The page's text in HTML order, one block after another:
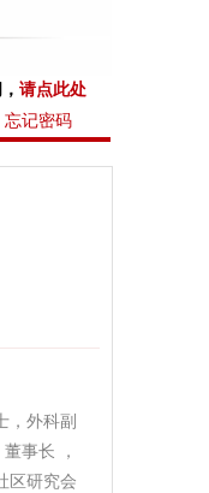
请点此处
忘记密码
，外科副
事长 ，
区研究会